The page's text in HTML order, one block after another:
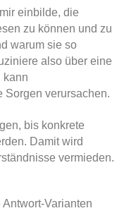
einbilde, die
zu können und zu
warum sie so
also über eine
kann
Sorgen verursachen.
bis konkrete
Damit wird
vermieden.
Varianten